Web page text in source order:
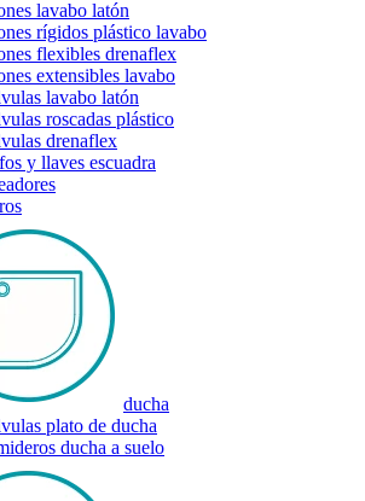
lavabo latón
rígidos plástico lavabo
flexibles drenaflex
extensibles lavabo
lavabo latón
roscadas plástico
drenaflex
y llaves escuadra
ducha
plato de ducha
ducha a suelo